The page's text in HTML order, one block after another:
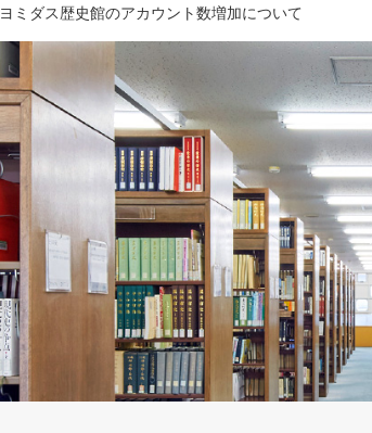
ヨミダス歴史館のアカウント数増加について